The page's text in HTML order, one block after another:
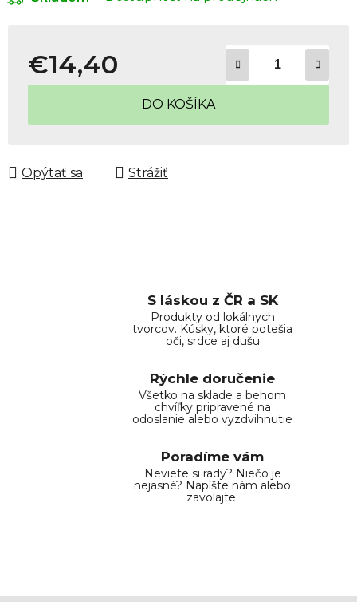
€14,40
Jednotková cena:
DO KOŠÍKA
Opýtať sa Strážiť
S láskou z ČR a SK
Produkty od lokálnych
tvorcov. Kúsky, ktoré potešia
oči, srdce aj dušu
Rýchle doručenie
Všetko na sklade a behom
chvíľky pripravené na
odoslanie alebo vyzdvihnutie
Poradíme vám
Neviete si rady? Niečo je
nejasné? Napíšte nám alebo
zavolajte.